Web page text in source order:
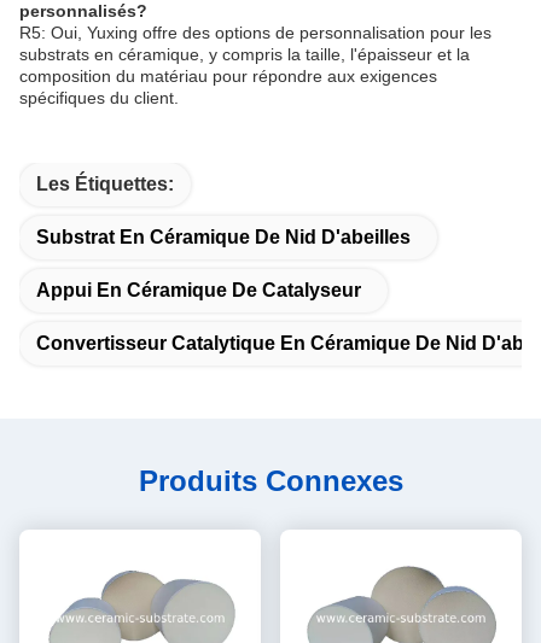
personnalisés?
R5: Oui, Yuxing offre des options de personnalisation pour les
substrats en céramique, y compris la taille, l'épaisseur et la
composition du matériau pour répondre aux exigences
spécifiques du client.
Les Étiquettes:
Substrat En Céramique De Nid D'abeilles
Appui En Céramique De Catalyseur
Convertisseur Catalytique En Céramique De Nid
Produits Connexes